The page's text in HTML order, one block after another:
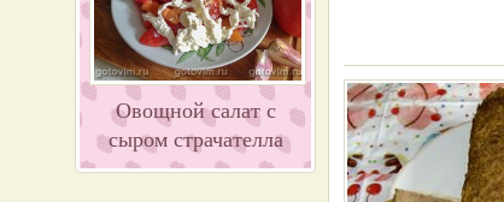
Овощной салат с
сыром страчателла